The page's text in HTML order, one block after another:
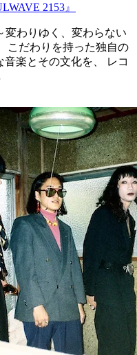
2153』
変わりゆく、変わらない
こだわりを持った独自の
楽とその文化を、 レコ